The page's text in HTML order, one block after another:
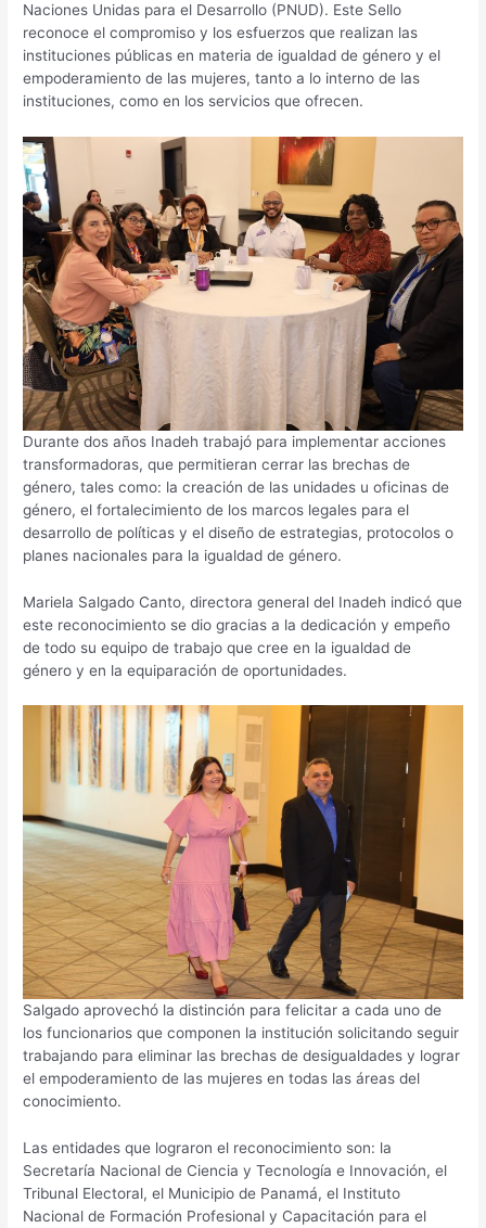
Naciones Unidas para el Desarrollo (PNUD). Este Sello
reconoce el compromiso y los esfuerzos que realizan las
instituciones públicas en materia de igualdad de género y el
empoderamiento de las mujeres, tanto a lo interno de las
instituciones, como en los servicios que ofrecen.
Durante dos años Inadeh trabajó para implementar acciones
transformadoras, que permitieran cerrar las brechas de
género, tales como: la creación de las unidades u oficinas de
género, el fortalecimiento de los marcos legales para el
desarrollo de políticas y el diseño de estrategias, protocolos o
planes nacionales para la igualdad de género.
Mariela Salgado Canto, directora general del Inadeh indicó que
este reconocimiento se dio gracias a la dedicación y empeño
de todo su equipo de trabajo que cree en la igualdad de
género y en la equiparación de oportunidades.
Salgado aprovechó la distinción para felicitar a cada uno de
los funcionarios que componen la institución solicitando seguir
trabajando para eliminar las brechas de desigualdades y lograr
el empoderamiento de las mujeres en todas las áreas del
conocimiento.
Las entidades que lograron el reconocimiento son: la
Secretaría Nacional de Ciencia y Tecnología e Innovación, el
Tribunal Electoral, el Municipio de Panamá, el Instituto
Nacional de Formación Profesional y Capacitación para el